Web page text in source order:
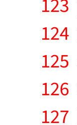
123
124
125
126
127